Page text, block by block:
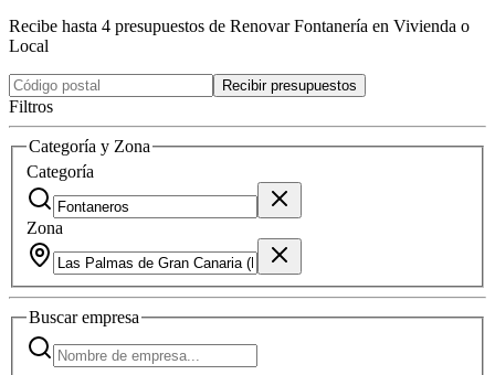
Recibe hasta 4 presupuestos de Renovar Fontanería en Vivienda o
Local
Recibir presupuestos
Filtros
Categoría y Zona
Categoría
Zona
Buscarempresa